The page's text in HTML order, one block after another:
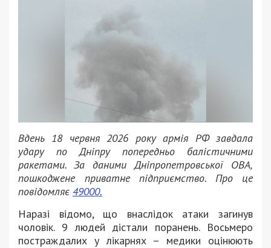
Вдень 18 червня 2026 року армія РФ завдала
удару по Дніпру попередньо балістичними
ракетами. За даними Дніпропетровської ОВА,
пошкоджене приватне підприємство. Про це
повідомляє 49000.
Наразі відомо, що внаслідок атаки загинув
чоловік. 9 людей дістали поранень. Восьмеро
постраждалих у лікарнях – медики оцінюють